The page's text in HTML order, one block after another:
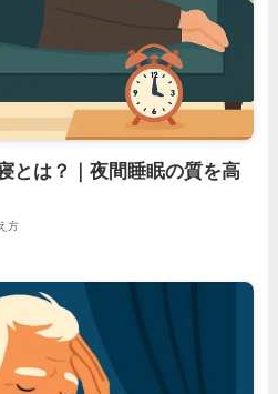
とは？｜夜間睡眠の質を高
方